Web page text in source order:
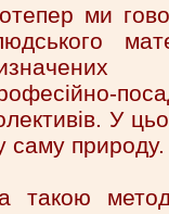
ми
У
саму природу.
такою